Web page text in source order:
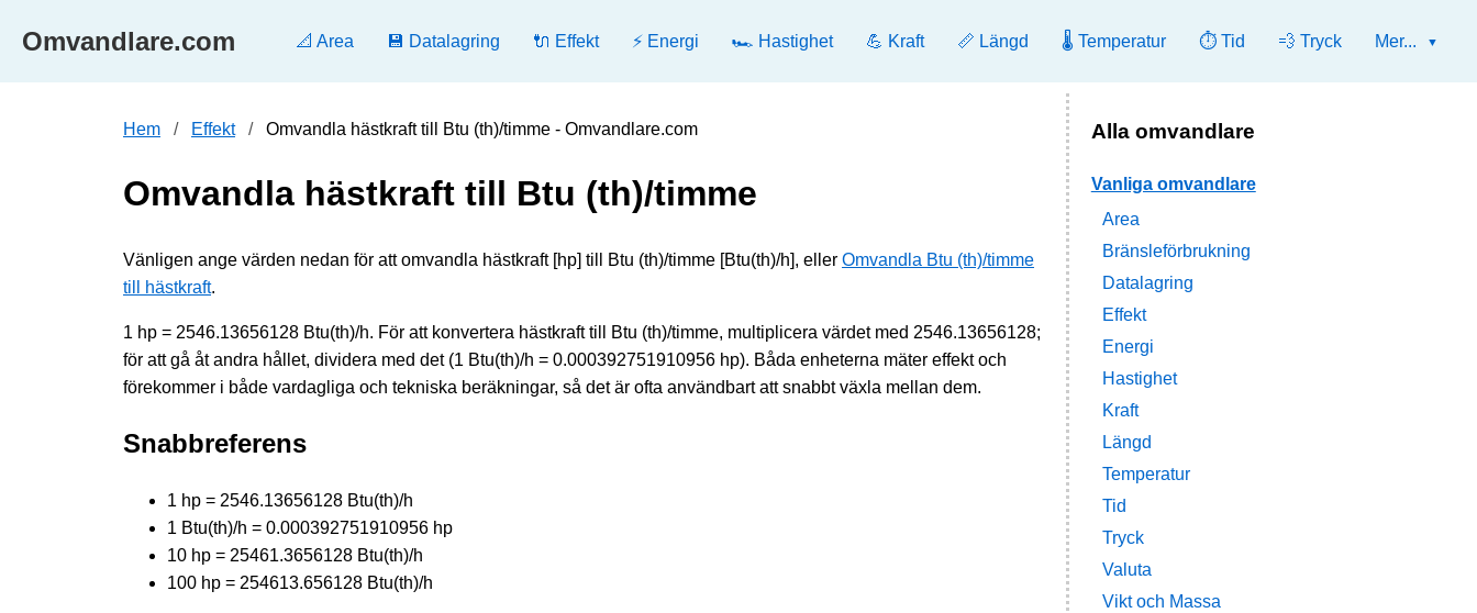
Omvandlare.com 📐 Area 💾 Datalagring 🔌 Effekt ⚡ Energi 🏎️ Hastighet 💪 Kraft 📏 Längd 🌡️ Temperatur ⏱️ Tid 💨 Tryck Mer...
Hem Effekt Omvandla hästkraft till Btu (th)/timme - Omvandlare.com
Omvandla hästkraft till Btu (th)/timme
Vänligen ange värden nedan för att omvandla hästkraft [hp] till Btu (th)/timme [Btu(th)/h], eller Omvandla Btu (th)/timme
till hästkraft.
1 hp = 2546.13656128 Btu(th)/h. För att konvertera hästkraft till Btu (th)/timme, multiplicera värdet med 2546.13656128;
för att gå åt andra hållet, dividera med det (1 Btu(th)/h = 0.000392751910956 hp). Båda enheterna mäter effekt och
förekommer i både vardagliga och tekniska beräkningar, så det är ofta användbart att snabbt växla mellan dem.
Snabbreferens
1 hp = 2546.13656128 Btu(th)/h
1 Btu(th)/h = 0.000392751910956 hp
10 hp = 25461.3656128 Btu(th)/h
100 hp = 254613.656128 Btu(th)/h
Alla omvandlare
Vanliga omvandlare
Area
Bränsleförbrukning
Datalagring
Effekt
Energi
Hastighet
Kraft
Längd
Temperatur
Tid
Tryck
Valuta
Vikt och Massa